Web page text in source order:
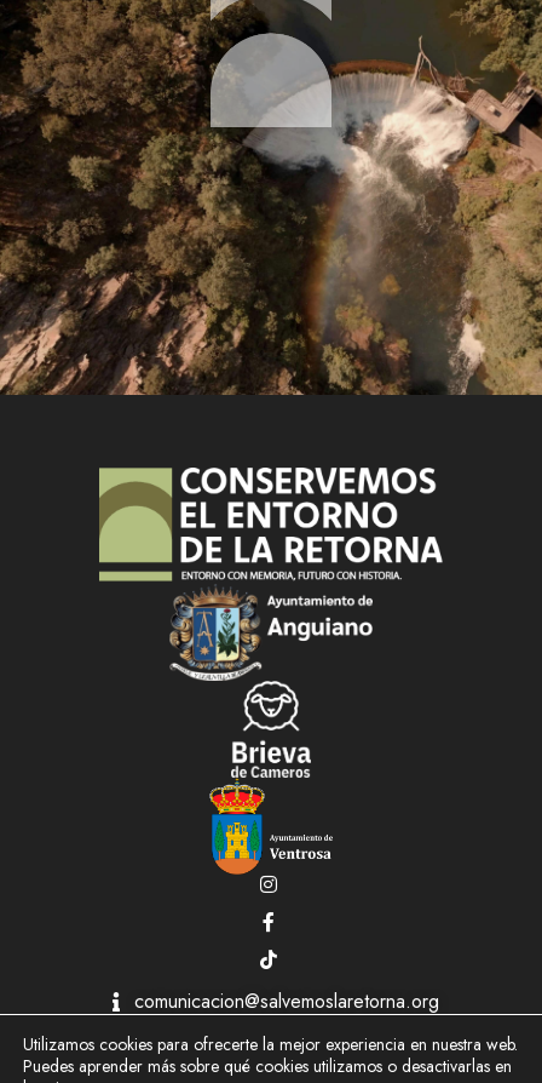
comunicacion@salvemoslaretorna.org
2026 © Salvemos La Retorna
Aviso Legal
Utilizamos cookies para ofrecerte la mejor experiencia en nuestra web.
Puedes aprender más sobre qué cookies utilizamos o desactivarlas en